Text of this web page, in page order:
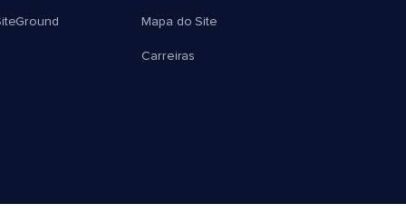
Mapa do Site
Carreiras